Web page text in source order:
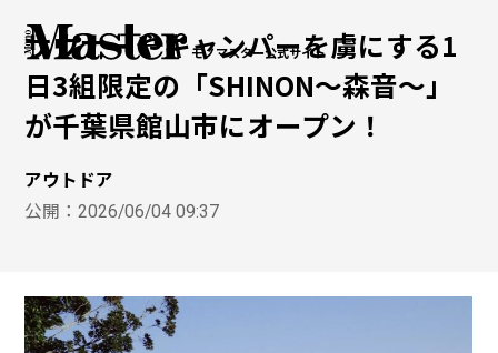
モノマスター公式サイト
サウナーやキャンパーを虜にする1
日3組限定の「SHINON〜森音〜」
が千葉県館山市にオープン！
アウトドア
公開：2026/06/04 09:37